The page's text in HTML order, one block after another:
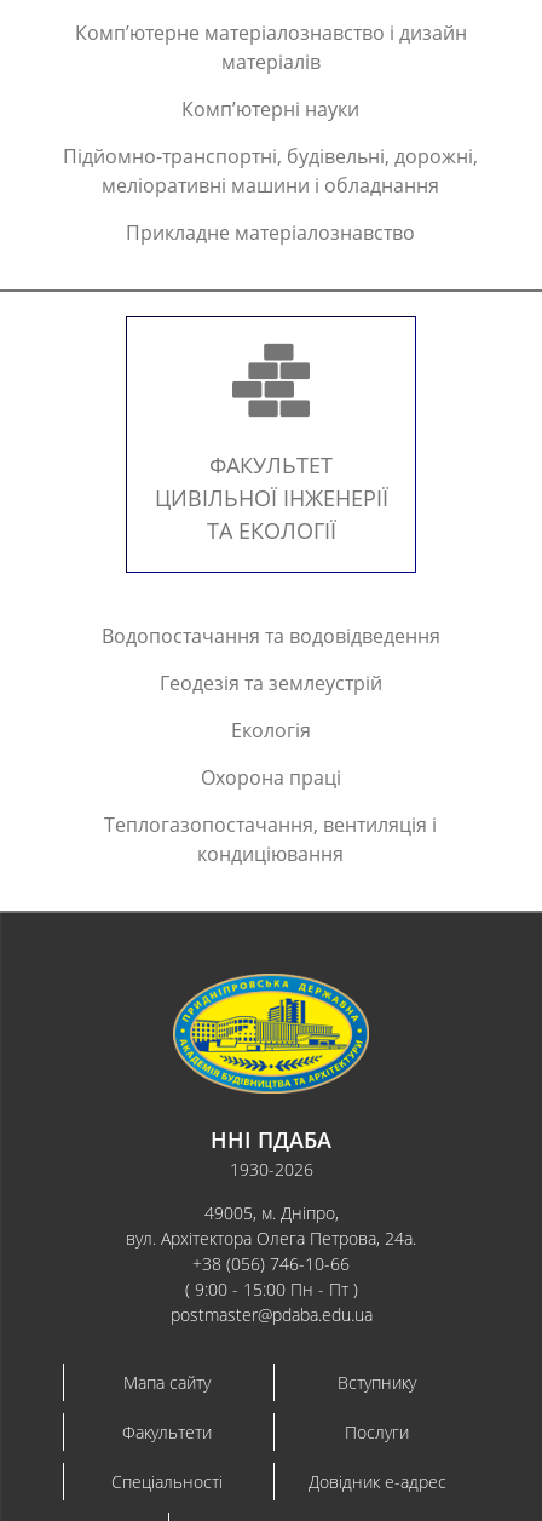
Комп’ютерне матеріалознавство і дизайн
матеріалів
Комп’ютерні науки
Підйомно-транспортні, будівельні, дорожні,
меліоративні машини і обладнання
Прикладне матеріалознавство
ФАКУЛЬТЕТ
ЦИВІЛЬНОЇ ІНЖЕНЕРІЇ
ТА ЕКОЛОГІЇ
Водопостачання та водовідведення
Геодезія та землеустрій
Екологія
Охорона праці
Теплогазопостачання, вентиляція і
кондиціювання
ННІ ПДАБА
1930-2026
49005, м. Дніпро,
вул. Архітектора Олега Петрова, 24а.
+38 (056) 746-10-66
( 9:00 - 15:00 Пн - Пт )
postmaster@pdaba.edu.ua
Мапа сайту Вступнику
Факультети Послуги
Спеціальності Довідник e-адрес